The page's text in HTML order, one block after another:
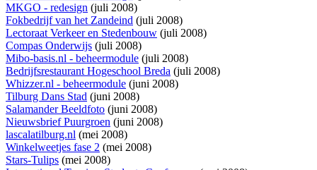
MKGO - redesign (juli 2008)
Fokbedrijf van het Zandeind (juli 2008)
Lectoraat Verkeer en Stedenbouw (juli 2008)
Compas Onderwijs (juli 2008)
Mibo-basis.nl - beheermodule (juli 2008)
Bedrijfsrestaurant Hogeschool Breda (juli 2008)
Whizzer.nl - beheermodule (juni 2008)
Tilburg Dans Stad (juni 2008)
Salamander Beeldfoto (juni 2008)
Nieuwsbrief Puurgroen (juni 2008)
lascalatilburg.nl (mei 2008)
Winkelweetjes fase 2 (mei 2008)
Stars-Tulips (mei 2008)